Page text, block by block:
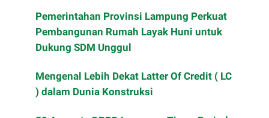
Pemerintahan Provinsi Lampung Perkuat
Pembangunan Rumah Layak Huni untuk
Dukung SDM Unggul
Mengenal Lebih Dekat Latter Of Credit ( LC
) dalam Dunia Konstruksi